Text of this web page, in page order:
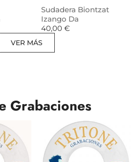
Sudadera Biontzat
Izango Da
40,00 €
VER MÁS
Grabaciones